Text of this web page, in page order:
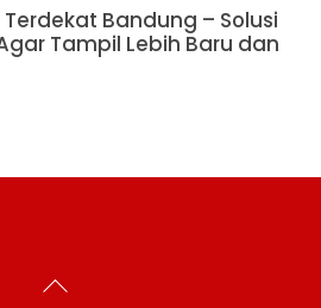
Bandung – Solusi
Tampil Lebih Baru dan
Back
To